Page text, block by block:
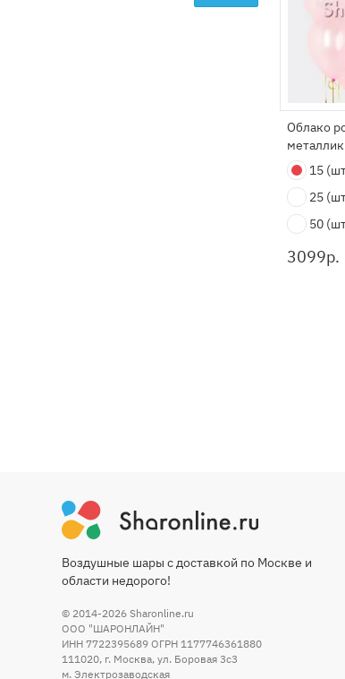
Облако
металлик
15
25
50
3099р.
Воздушные шары с доставкой по Москве и
области недорого!
© 2014-2026 Sharonline.ru
ООО "ШАРОНЛАЙН"
ИНН 7722395689 ОГРН 1177746361880
111020, г. Москва, ул. Боровая 3c3
м. Электрозаводская